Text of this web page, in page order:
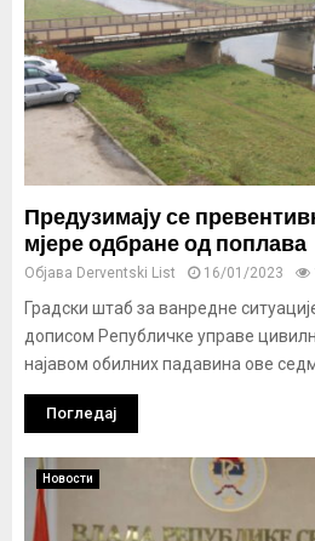
Предузимају се
мјере одбране од поплава
Објава Derventski List 16/01/2023
Градски штаб за ванредне
дописом Републичке управе
најавом обилних падавина ове
Погледај
Новости